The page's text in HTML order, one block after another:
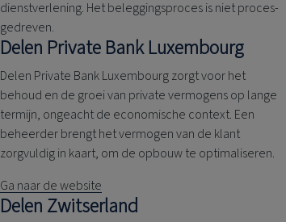
dienstverlening. Het beleggingsproces is niet proces-
gedreven.
Delen Private BankLuxembourg
Delen Private BankLuxembourg zorgt voor het
behoud en de groei van private vermogens op lange
termijn, ongeacht de economische context. Een
beheerder brengt het vermogen van de klant
zorgvuldig in kaart, om de opbouw te optimaliseren.
Ga naar de website
Delen Zwitserland